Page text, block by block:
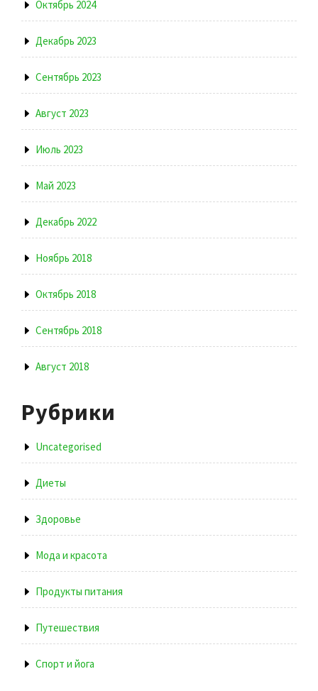
Октябрь 2024
Декабрь 2023
Сентябрь 2023
Август 2023
Июль 2023
Май 2023
Декабрь 2022
Ноябрь 2018
Октябрь 2018
Сентябрь 2018
Август 2018
Рубрики
Uncategorised
Диеты
Здоровье
Мода и красота
Продукты питания
Путешествия
Спорт и йога